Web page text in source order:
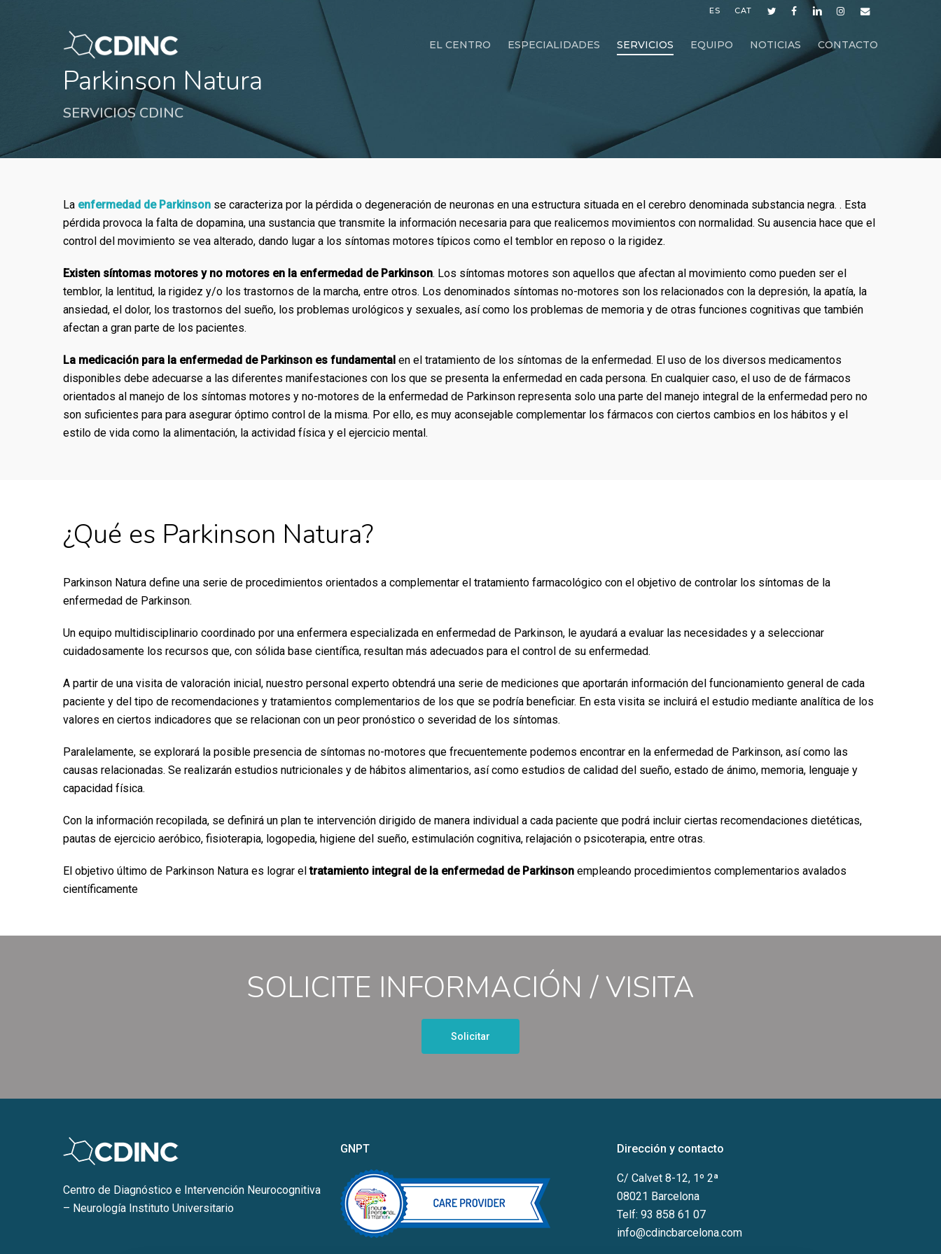
twitterfacebooklinkedininstagram
email
ES CAT
EL CENTRO ESPECIALIDADES SERVICIOS EQUIPO NOTICIAS CONTACTO
Parkinson Natura
SERVICIOS CDINC
La enfermedad de Parkinson se caracteriza por la pérdida o degeneración de neuronas en una estructura situada en el cerebro denominada substancia negra. . Esta
pérdida provoca la falta de dopamina, una sustancia que transmite la información necesaria para que realicemos movimientos con normalidad. Su ausencia hace que el
control del movimiento se vea alterado, dando lugar a los síntomas motores típicos como el temblor en reposo o la rigidez.
Existen síntomas motores y no motores en la enfermedad de Parkinson. Los síntomas motores son aquellos que afectan al movimiento como pueden ser el
temblor, la lentitud, la rigidez y/o los trastornos de la marcha, entre otros. Los denominados síntomas no-motores son los relacionados con la depresión, la apatía, la
ansiedad, el dolor, los trastornos del sueño, los problemas urológicos y sexuales, así como los problemas de memoria y de otras funciones cognitivas que también
afectan a gran parte de los pacientes.
La medicación para la enfermedad de Parkinson es fundamental en el tratamiento de los síntomas de la enfermedad. El uso de los diversos medicamentos
disponibles debe adecuarse a las diferentes manifestaciones con los que se presenta la enfermedad en cada persona. En cualquier caso, el uso de de fármacos
orientados al manejo de los síntomas motores y no-motores de la enfermedad de Parkinson representa solo una parte del manejo integral de la enfermedad pero no
son suficientes para para asegurar óptimo control de la misma. Por ello, es muy aconsejable complementar los fármacos con ciertos cambios en los hábitos y el
estilo de vida como la alimentación, la actividad física y el ejercicio mental.
¿Qué es Parkinson Natura?
Parkinson Natura define una serie de procedimientos orientados a complementar el tratamiento farmacológico con el objetivo de controlar los síntomas de la
enfermedad de Parkinson.
Un equipo multidisciplinario coordinado por una enfermera especializada en enfermedad de Parkinson, le ayudará a evaluar las necesidades y a seleccionar
cuidadosamente los recursos que, con sólida base científica, resultan más adecuados para el control de su enfermedad.
A partir de una visita de valoración inicial, nuestro personal experto obtendrá una serie de mediciones que aportarán información del funcionamiento general de cada
paciente y del tipo de recomendaciones y tratamientos complementarios de los que se podría beneficiar. En esta visita se incluirá el estudio mediante analítica de los
valores en ciertos indicadores que se relacionan con un peor pronóstico o severidad de los síntomas.
Paralelamente, se explorará la posible presencia de síntomas no-motores que frecuentemente podemos encontrar en la enfermedad de Parkinson, así como las
causas relacionadas. Se realizarán estudios nutricionales y de hábitos alimentarios, así como estudios de calidad del sueño, estado de ánimo, memoria, lenguaje y
capacidad física.
Con la información recopilada, se definirá un plan te intervención dirigido de manera individual a cada paciente que podrá incluir ciertas recomendaciones dietéticas,
pautas de ejercicio aeróbico, fisioterapia, logopedia, higiene del sueño, estimulación cognitiva, relajación o psicoterapia, entre otras.
El objetivo último de Parkinson Natura es lograr eltratamiento integral de la enfermedad de Parkinson empleando procedimientos complementarios avalados
científicamente
SOLICITE INFORMACIÓN / VISITA
Solicitar
Centro de Diagnóstico e Intervención Neurocognitiva
– Neurología Instituto Universitario
GNPT Dirección y contacto
C/ Calvet 8-12, 1º 2ª
08021 Barcelona
Telf:93 858 61 07
info@cdincbarcelona.com